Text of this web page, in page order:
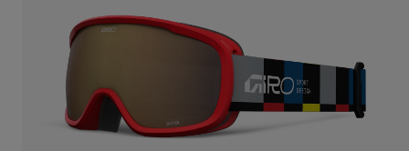
Schuhe
Rennrad Schuhe
Mountainbike Schuhe
Schutzbrillen